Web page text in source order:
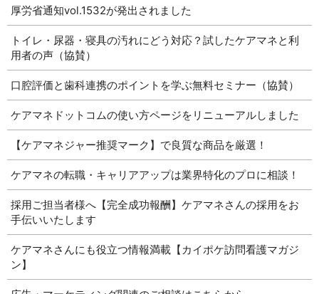
厚労省通知vol.1532が発出されました
トイレ・尿器・寝具の汚れにどう対応？試したケアマネと利
用者の声（協賛）
口腔評価と歯科連携のポイントを学ぶ無料セミナー（協賛）
ケアマネドットコムの使い方ページをリニューアルしました
【ケアマネジャー推奨マーク】で良質な商品を厳選！
ケアマネの転職・キャリアアップは業界特化のプロに相談！
採用ご担当者様へ【完全成功報酬】ケアマネさんの採用をお
手伝いいたします
ケアマネさんにも役立つ情報満載【カイポケ訪問看護マガジ
ン】